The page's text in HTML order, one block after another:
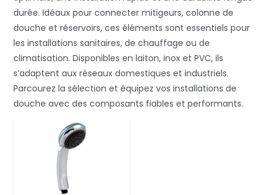
durée. Idéaux pour connecter mitigeurs, colonne de
douche et réservoirs, ces éléments sont essentiels pour
les installations sanitaires, de chauffage ou de
climatisation. Disponibles en laiton, inox et PVC, ils
s’adaptent aux réseaux domestiques et industriels.
Parcourez la sélection et équipez vos installations de
douche avec des composants fiables et performants.